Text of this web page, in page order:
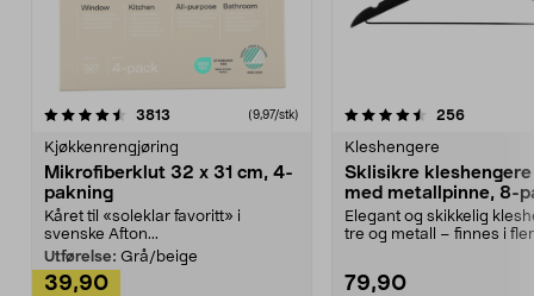
3813 anmeldelser(9,97/stk)
Kjøkkenrengjøring
Mikrofiberklut 32 x 31 cm, 4-
pakning
Kåret til «soleklar favoritt» i
svenske Afton...
Utførelse: Grå/beige
39,90
4.5av 5 stjerner 256
Kleshengere
Sklisikre
med metallpinne, 8-
Elegant og skikkelig
tre og metall – finnes i
79,90
4.5av 5 stjerner